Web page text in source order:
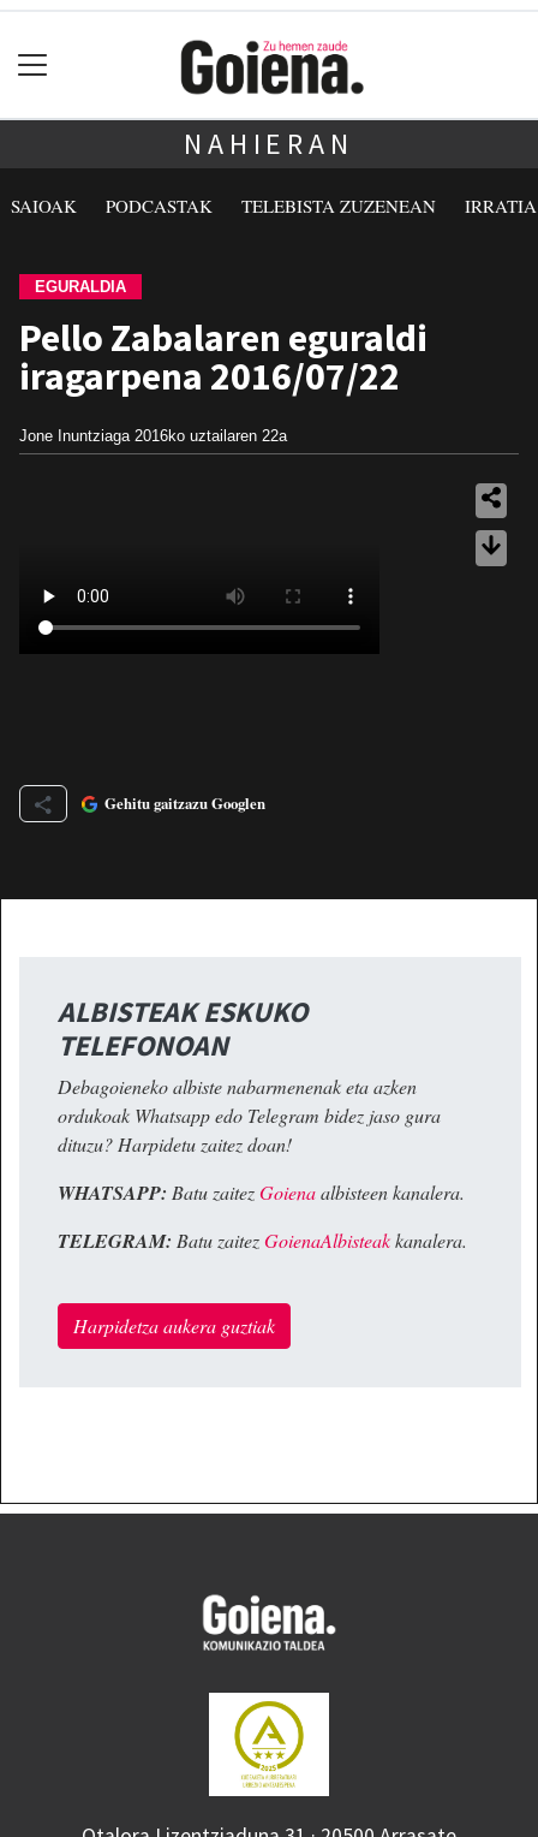
NAHIERAN
SAIOAK PODCASTAK TELEBISTA ZUZENEAN
EGURALDIA
Pello Zabalaren eguraldi
iragarpena 2016/07/22
Jone Inuntziaga 2016ko uztailaren 22a
Gehitu gaitzazu Googlen
ALBISTEAK ESKUKO
TELEFONOAN
Debagoieneko albiste nabarmenenak eta azken
ordukoak Whatsapp edo Telegram bidez jaso gura
dituzu? Harpidetu zaitez doan!
WHATSAPP: Batu zaitezGoienaalbisteen kanalera.
TELEGRAM: Batu zaitezGoienaAlbisteakkanalera.
Harpidetza aukera guztiak